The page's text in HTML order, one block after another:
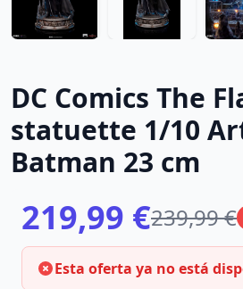
DC Comics The
statuette 1/10
Batman 23 cm
219,99 €239,99 €
Esta oferta ya no está